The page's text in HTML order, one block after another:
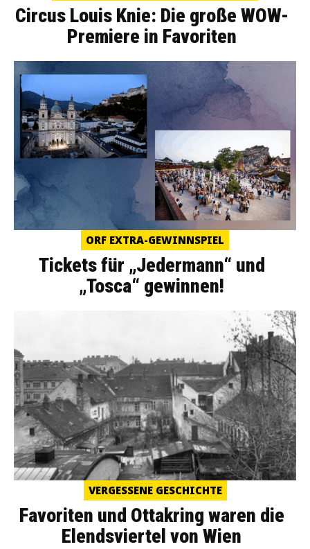
Circus Louis Knie: Die große WOW-
Premiere in Favoriten
ORF EXTRA-GEWINNSPIEL
Tickets für „Jedermann“ und
„Tosca“ gewinnen!
VERGESSENE GESCHICHTE
Favoriten und Ottakring waren die
Elendsviertel von Wien